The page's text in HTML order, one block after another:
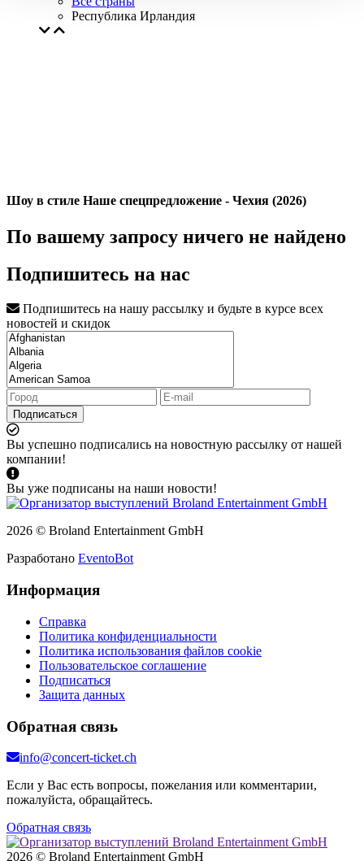
Республика Ирландия
Шоу в стиле Наше спецпредложение - Чехия (2026)
По вашему запросу ничего не найдено
Подпишитесь на нас
Подпишитесь на нашу рассылку и будьте в курсе всех
новостей и скидок
Подписаться
Вы успешно подписались на новостную рассылку от нашей
компании!
Вы уже подписаны на наши новости!
2026 © Broland Entertainment GmbH
Разработано EventoBot
Информация
Справка
Политика конфиденциальности
Политика использования файлов cookie
Пользовательское соглашение
Подписаться
Защита данных
Обратная связь
info@concert-ticket.ch
Если у Вас есть вопросы, пожелания или комментарии,
пожалуйста, обращайтесь.
Обратная связь
2026 © Broland Entertainment GmbH